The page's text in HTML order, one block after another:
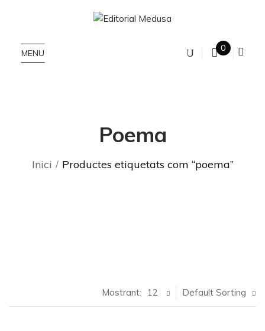
MENU 0
Poema
Inici Productes etiquetats com “poema”
Default Sorting
Mostrant: 12